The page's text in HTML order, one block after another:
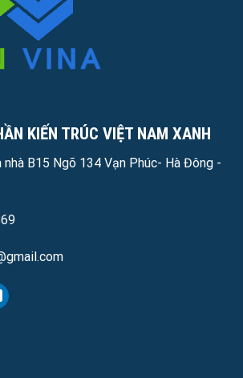
KIẾN TRÚC VIỆT NAM XANH
B15 Ngõ 134 Vạn Phúc- Hà Đông -